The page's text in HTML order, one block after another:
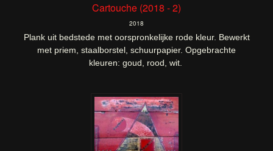
Cartouche (2018 - 2)
2018
Plank uit bedstede met oorspronkelijke rode kleur. Bewerkt
met priem, staalborstel, schuurpapier. Opgebrachte
kleuren: goud, rood, wit.